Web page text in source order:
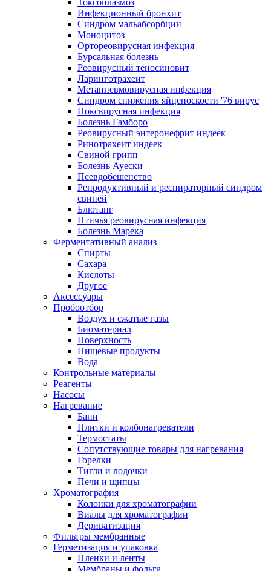
Токсоплазмоз
Инфекционный бронхит
Синдром мальабсорбции
Моноцитоз
Ортореовирусная инфекция
Бурсальная болезнь
Реовирусный теносиновит
Ларинготрахеит
Метапневмовирусная инфекция
Синдром снижения яйценоскости '76 вирус
Поксвирусная инфекция
Болезнь Гамборо
Реовирусный энтеронефрит индеек
Ринотрахеит индеек
Свиной грипп
Болезнь Ауески
Псевдобешенство
Репродуктивный и респираторный синдром
свиней
Блютанг
Птичья реовирусная инфекция
Болезнь Марека
Ферментативный анализ
Спирты
Сахара
Кислоты
Другое
Аксессуары
Пробоотбор
Воздух и сжатые газы
Биоматериал
Поверхность
Пищевые продукты
Вода
Контрольные материалы
Реагенты
Насосы
Нагревание
Бани
Плитки и колбонагреватели
Термостаты
Сопутствующие товары для нагревания
Горелки
Тигли и лодочки
Печи и щипцы
Хроматография
Колонки для хроматографии
Виалы для хроматографии
Дериватизация
Фильтры мембранные
Герметизация и упаковка
Пленки и ленты
Мембраны и фольга